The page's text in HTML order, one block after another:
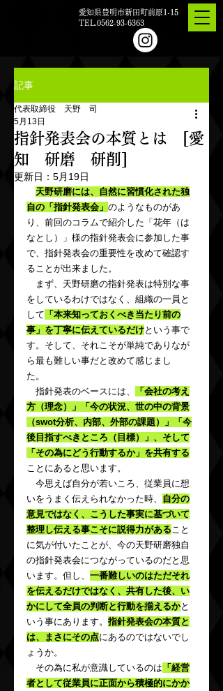
愛知県豊明市新田町前原1-15
TEL.0562-93-6363
記事
指針発表会の本質とは [愛
知 研磨 研削]
代表取締役 天野 司
5月13日
更新日： 5月19日
天野研磨には、自然に習慣化された独
自の「指針発表会」 のようなものがあ
り、前回のコラムで紹介した「花年（は
なとし）」様の指針発表会に参加した事
で、指針発表会の重要性を改めて確認す
ることが出来ました。
まず、天野研磨の指針発表は特別な事
をしているわけではなく、組織の一員と
して 「本来知っておくべき当たり前の
事」を丁寧に伝えているだけという事で
す。そして、それこそが単純でありなが
ら最も難しい事だと改めて感じまし
た。
指針発表のベースには、
「会社の考え
方（理念）」「今の状況、世の中の背景
（swot分析、内部、外部の課題）」「今
後目指すべきところ（目標）」、そして
「その為にどう行動するか」を共有する
ことにあると思います。
今思えば自分が若いころ、従業員に想
いをうまく伝えられなかった時、 自分の
意見ではなく、こうした事実に基づいて
整理し伝える事こそに説得力があること
に気が付いたことが、今の天野研磨独自
の指針発表会につながっているのだと思
います。但し、 一番難しいのはただそれ
を伝えるだけではなく、共有した後、い
かにして全員の判断と行動を揃えるかと
いう事にあります。 指針発表会の本質と
は、まさにその点にあるのではないでし
ょうか。
その為に私が意識しているのは 「経営
者として従業員に正面から積極的にかか